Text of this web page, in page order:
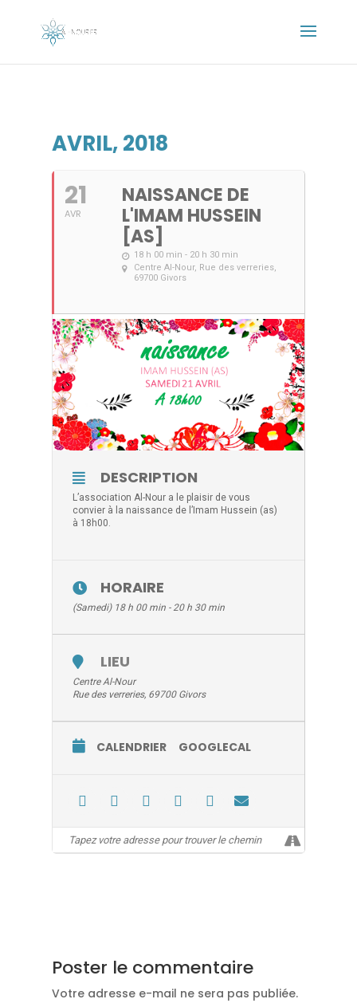
AVRIL, 2018
21
AVR
NAISSANCE DE
L'IMAM HUSSEIN
[AS]
18 h 00 min - 20 h 30 min
Centre Al-Nour, Rue des verreries,
69700 Givors
DESCRIPTION
L’association Al-Nour a le plaisir de vous
convier à la naissance de l’Imam Hussein (as)
à 18h00.
HORAIRE
(Samedi) 18 h 00 min - 20 h 30 min
LIEU
Centre Al-Nour
Rue des verreries, 69700 Givors
CALENDRIER GOOGLECAL
Poster le commentaire
Votre adresse e-mail ne sera pas publiée.